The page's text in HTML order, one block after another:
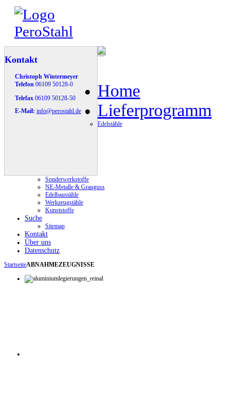
Kontakt
Christoph Wintermeyer
Telefon 06109 50128-0
Telefax 06109 50128-50
E-Mail: info@perostahl.de
Home
Lieferprogramm
Edelstähle
Sonderwerkstoffe
NE-Metalle & Grauguss
Edelbaustähle
Werkzeugstähle
Kunststoffe
Suche
Sitemap
Kontakt
Über uns
Datenschutz
StartseiteABNAHMEZEUGNISSE